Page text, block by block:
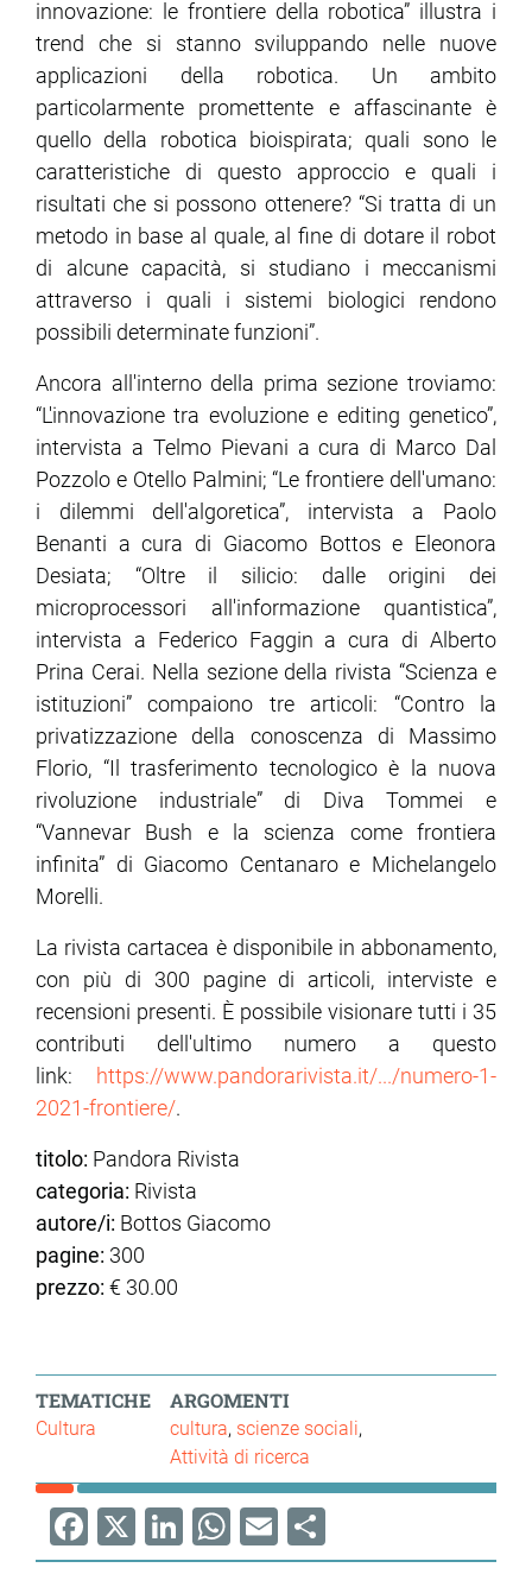
innovazione: le frontiere della robotica” illustra i
trend che si stanno sviluppando nelle nuove
applicazioni della robotica. Un ambito
particolarmente promettente e affascinante è
quello della robotica bioispirata; quali sono le
caratteristiche di questo approccio e quali i
risultati che si possono ottenere? “Si tratta di un
metodo in base al quale, al fine di dotare il robot
di alcune capacità, si studiano i meccanismi
attraverso i quali i sistemi biologici rendono
possibili determinate funzioni”.
Ancora all'interno della prima sezione troviamo:
“L'innovazione tra evoluzione e editing genetico”,
intervista a Telmo Pievani a cura di Marco Dal
Pozzolo e Otello Palmini; “Le frontiere dell'umano:
i dilemmi dell'algoretica”, intervista a Paolo
Benanti a cura di Giacomo Bottos e Eleonora
Desiata; “Oltre il silicio: dalle origini dei
microprocessori all'informazione quantistica”,
intervista a Federico Faggin a cura di Alberto
Prina Cerai. Nella sezione della rivista “Scienza e
istituzioni” compaiono tre articoli: “Contro la
privatizzazione della conoscenza di Massimo
Florio, “Il trasferimento tecnologico è la nuova
rivoluzione industriale” di Diva Tommei e
“Vannevar Bush e la scienza come frontiera
infinita” di Giacomo Centanaro e Michelangelo
Morelli.
La rivista cartacea è disponibile in abbonamento,
con più di 300 pagine di articoli, interviste e
recensioni presenti. È possibile visionare tutti i 35
contributi dell'ultimo numero a questo
link: https://www.pandorarivista.it/.../numero-1-
2021-frontiere/.
titolo: Pandora Rivista
categoria: Rivista
autore/i: Bottos Giacomo
pagine: 300
prezzo: € 30.00
TEMATICHE
Cultura
ARGOMENTI
cultura scienze sociali
Attività di ricerca
Facebook
X LinkedIn
WhatsApp
EmailShare